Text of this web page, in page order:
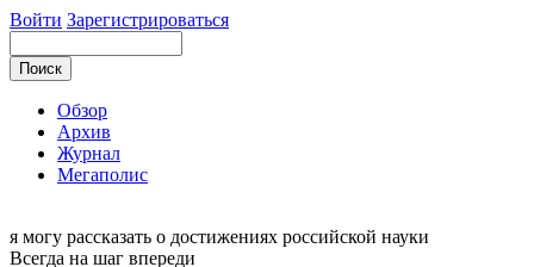
Войти Зарегистрироваться
Обзор
Архив
Журнал
Мегаполис
я могу рассказать о достижениях российской науки
Всегда на шаг впереди